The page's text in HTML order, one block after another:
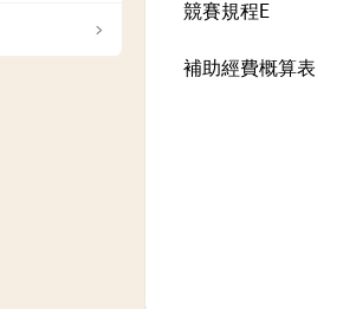
競賽規程E
補助經費概算表